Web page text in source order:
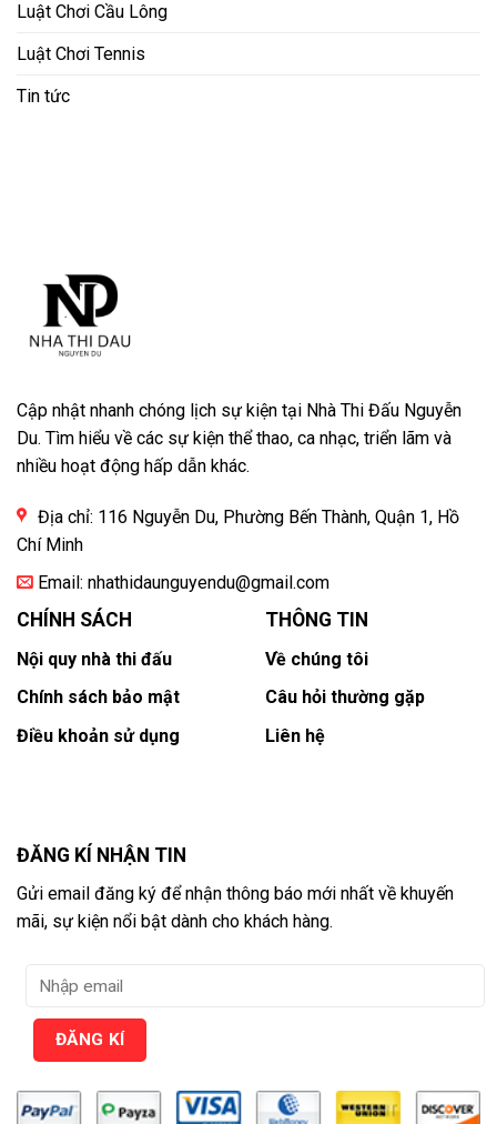
Luật Chơi Cầu Lông
Luật Chơi Tennis
Tin tức
Cập nhật nhanh chóng lịch sự kiện tại Nhà Thi Đấu Nguyễn
Du. Tìm hiểu về các sự kiện thể thao, ca nhạc, triển lãm và
nhiều hoạt động hấp dẫn khác.
Địa chỉ: 116 Nguyễn Du, Phường Bến Thành, Quận 1, Hồ
Chí Minh
Email: nhathidaunguyendu@gmail.com
CHÍNH SÁCH
Nội quy nhà thi đấu
Chính sách bảo mật
Điều khoản sử dụng
THÔNG TIN
Về chúng tôi
Câu hỏi thường gặp
Liên hệ
ĐĂNG KÍ NHẬN TIN
Gửi email đăng ký để nhận thông báo mới nhất về khuyến
mãi, sự kiện nổi bật dành cho khách hàng.